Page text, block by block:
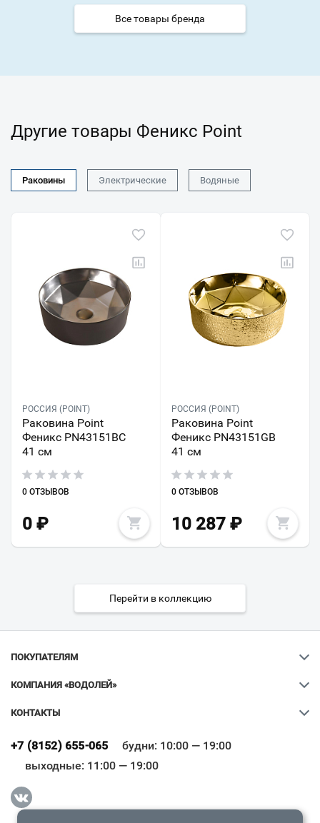
Все товары бренда
Другие товары Феникс Point
Раковины Электрические Водяные
РОССИЯ (POINT)
Раковина Point
Феникс PN43151BC
41 см
0 ОТЗЫВОВ
0 ₽
РОССИЯ (POINT)
Раковина Point
Феникс PN43151GB
41 см
0 ОТЗЫВОВ
10 287₽
Перейти в коллекцию
ПОКУПАТЕЛЯМ
КОМПАНИЯ «ВОДОЛЕЙ»
КОНТАКТЫ
+7 (8152) 655-065
будни: 10:00 — 19:00
выходные: 11:00 — 19:00
Всё верно